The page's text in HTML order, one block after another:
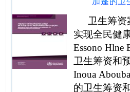
卫生筹
实现全民健
Essono Hlne
卫生筹资和
Inoua
的卫生筹资